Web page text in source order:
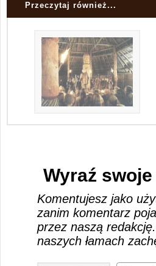
Przeczytaj również...
Wyraź
Komentujesz jako
zanim komentarz
przez naszą
naszych łamach